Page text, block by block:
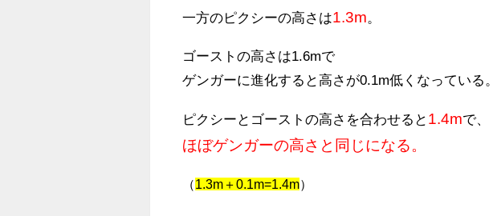
一方のピクシーの高さは1.3m
ゴーストの高さは1.6mで
ゲンガーに進化すると高さが0.1m低くなっている。
ピクシーとゴーストの高さを合わせると 1.4mで、
ほぼゲンガーの高さと同じになる。
（1.3m＋0.1m=1.4m）